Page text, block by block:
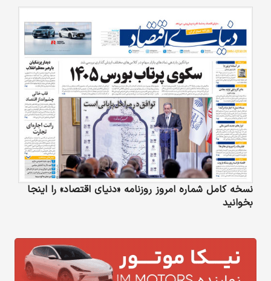
نسخه کامل شماره امروز روزنامه «دنیای‌ اقتصاد» را اینجا
بخوانید